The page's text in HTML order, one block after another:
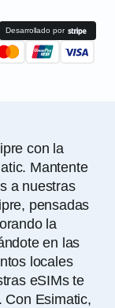
Desarrollado por
con la
Mantente
a nuestras
pensadas
la
en las
locales
eSIMs te
Con Esimatic,